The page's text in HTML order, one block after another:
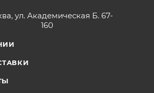
ул. Академическая Б. 67-
160